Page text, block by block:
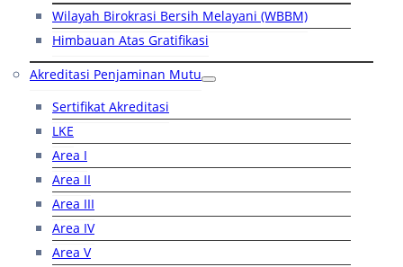
Wilayah Birokrasi Bersih Melayani (WBBM)
Himbauan Atas Gratifikasi
Akreditasi Penjaminan Mutu
Sertifikat Akreditasi
LKE
Area I
Area II
Area III
Area IV
Area V